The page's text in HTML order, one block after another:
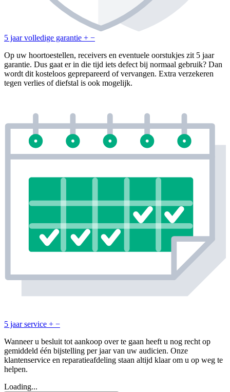
5 jaar volledige garantie + −
Op uw hoortoestellen, receivers en eventuele oorstukjes zit 5 jaar
garantie. Dus gaat er in die tijd iets defect bij normaal gebruik? Dan
wordt dit kosteloos geprepareerd of vervangen. Extra verzekeren
tegen verlies of diefstal is ook mogelijk.
5 jaar service + −
Wanneer u besluit tot aankoop over te gaan heeft u nog recht op
gemiddeld één bijstelling per jaar van uw audicien. Onze
klantenservice en reparatieafdeling staan altijd klaar om u op weg te
helpen.
Loading...